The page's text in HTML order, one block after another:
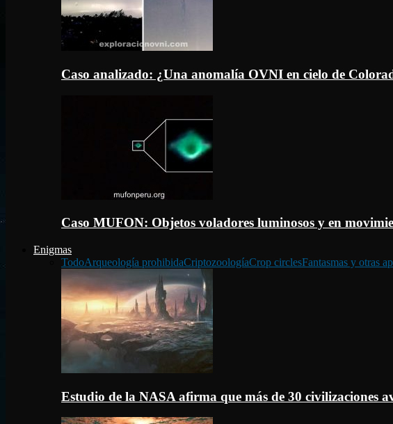
Caso analizado: ¿Una anomalía OVNI en cielo de
Caso MUFON: Objetos voladores luminosos y en
Enigmas
TodoArqueología prohibidaCriptozoologíaCrop circlesFantasmas y otras
Estudio de la NASA afirma que más de 30 civilizaciones